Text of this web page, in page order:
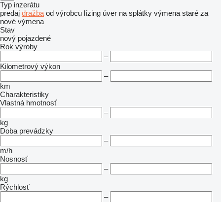
Typ inzerátu
predaj dražba od výrobcu lízing úver na splátky výmena staré za
nové výmena
Stav
nový pojazdené
Rok výroby
–
Kilometrový výkon
–
km
Charakteristiky
Vlastná hmotnosť
–
kg
Doba prevádzky
–
m/h
Nosnosť
–
kg
Rýchlosť
–